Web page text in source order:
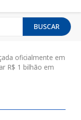
BUSCAR
oficialmente em
R$ 1 bilhão em